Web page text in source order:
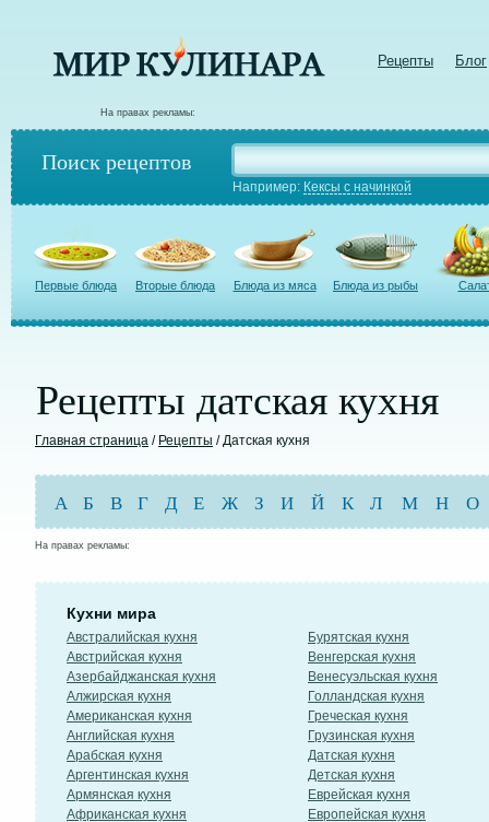
Рецепты Блог
На правах рекламы:
Поиск рецептов
Например: Кексы с начинкой
Первые блюда Вторые блюда Блюда из мяса Блюда из рыбы
Рецепты датская кухня
Главная страница / Рецепты / Датская кухня
А Б В Г Д Е Ж З И Й К Л М Н О
На правах рекламы:
Кухни мира
Австралийская кухня
Австрийская кухня
Азербайджанская кухня
Алжирская кухня
Американская кухня
Английская кухня
Арабская кухня
Аргентинская кухня
Армянская кухня
Африканская кухня
Бурятская кухня
Венгерская кухня
Венесуэльская кухня
Голландская кухня
Греческая кухня
Грузинская кухня
Датская кухня
Детская кухня
Еврейская кухня
Европейская кухня